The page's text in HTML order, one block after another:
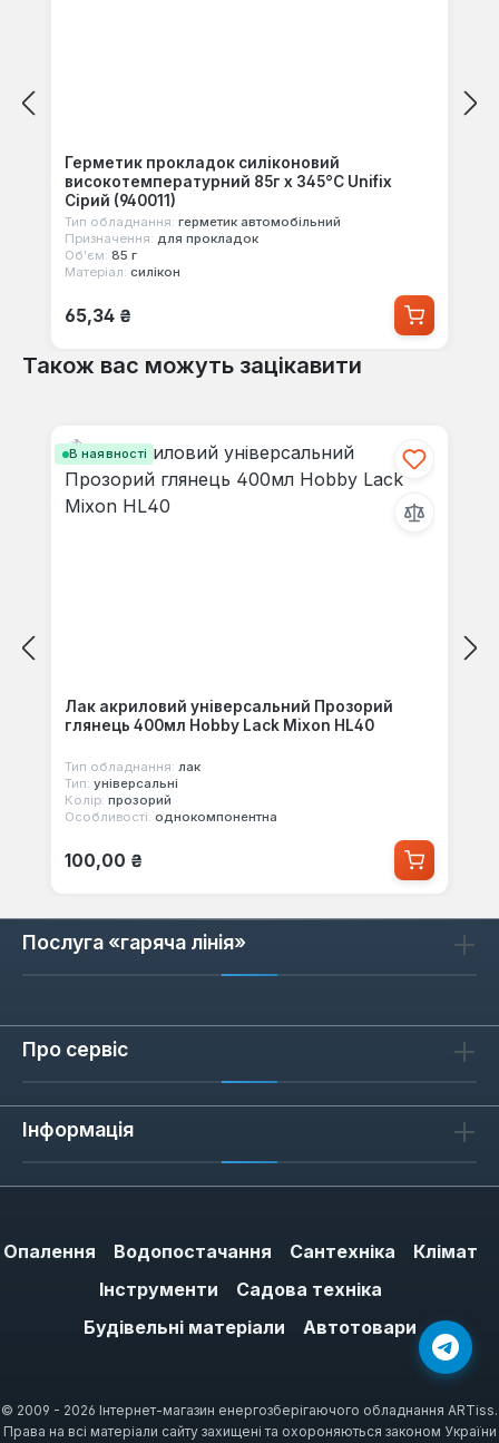
Герметик прокладок силіконовий
високотемпературний 85г х 345°С Unifix
Сірий (940011)
Тип обладнання: герметик автомобільний
Призначення: для прокладок
Об'єм: 85 г
Матеріал: силікон
Звичайна ціна:
65,34 ₴
Також вас можуть зацікавити
В наявності
Лак акриловий універсальний Прозорий
глянець 400мл Hobby Lack Mixon HL40
Тип обладнання: лак
Тип: універсальні
Колір: прозорий
Особливості: однокомпонентна
Звичайна ціна:
100,00 ₴
Послуга «гаряча лінія»
Про сервіс
Інформація
Опалення Водопостачання Сантехніка
Клімат
Інструменти
Садова техніка
Будівельні матеріали
Автотовари
© 2009 - 2026 Інтернет-магазин енергозберігаючого обладнання ARTiss.
Права на всі матеріали сайту захищені та охороняються законом України